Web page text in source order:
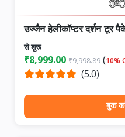
उज्जैन हेलीकॉप्टर दर्शन टूर
से शुरू
₹8,999.00 ₹9,998.89 (10%
(5.0)
बुक